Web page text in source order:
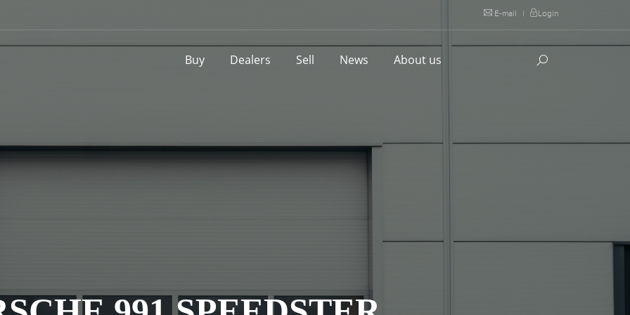
E-mail | Login
Buy Dealers Sell News About us